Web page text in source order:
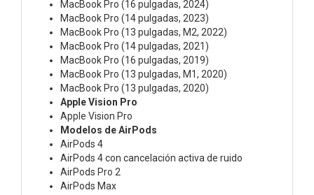
MacBook Pro (16 pulgadas, 2024)
MacBook Pro (14 pulgadas, 2023)
MacBook Pro (13 pulgadas, M2, 2022)
MacBook Pro (14 pulgadas, 2021)
MacBook Pro (16 pulgadas, 2019)
MacBook Pro (13 pulgadas, M1, 2020)
MacBook Pro (13 pulgadas, 2020)
Apple Vision Pro
Apple Vision Pro
Modelos de AirPods
AirPods 4
AirPods 4 con cancelación activa de ruido
AirPods Pro 2
AirPods Max